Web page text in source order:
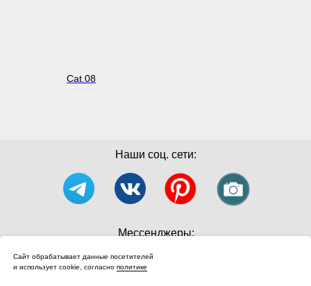
Cat.08
Сайт обрабатывает данные посетителей
и использует cookie, согласно политике
Наши соц. сети:
Мессенджеры: